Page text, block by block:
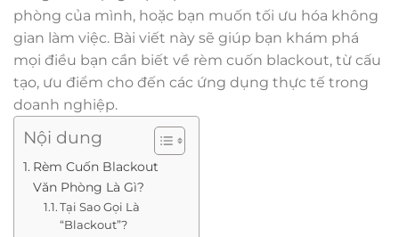
phòng của mình, hoặc bạn muốn tối ưu hóa không
gian làm việc. Bài viết này sẽ giúp bạn khám phá
mọi điều bạn cần biết về rèm cuốn blackout, từ cấu
tạo, ưu điểm cho đến các ứng dụng thực tế trong
doanh nghiệp.
Nội dung
Rèm Cuốn Blackout
Văn Phòng Là Gì?
Tại Sao Gọi Là
“Blackout”?